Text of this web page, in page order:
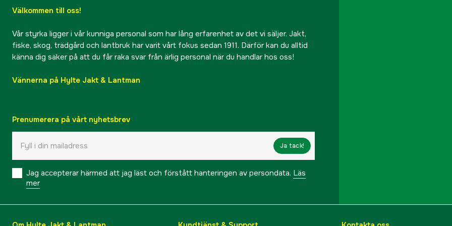
Välkommen till oss!
Vår styrka ligger i vår kunniga personal som har lång erfarenhet av det vi säljer. Jakt,
fiske, skog, trädgård och lantbruk har varit vårt fokus sedan 1911. Därför kan du alltid
känna dig säker på att du får raka svar från ärlig personal när du handlar hos oss!
Vännerna på Hylte Jakt & Lantman
Prenumerera på vårt nyhetsbrev
Ja tack!
Jag accepterar härmed att jag läst och förstått hanteringen av persondata. Läs
mer